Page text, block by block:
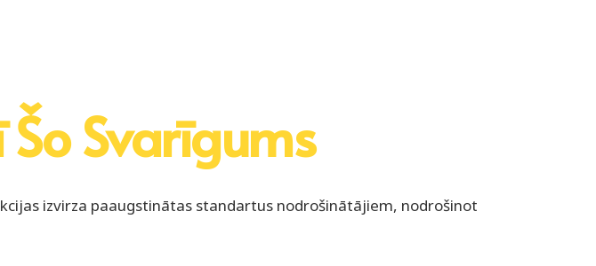
Svarīgums
izvirza paaugstinātas standartus nodrošinātājiem, nodrošinot